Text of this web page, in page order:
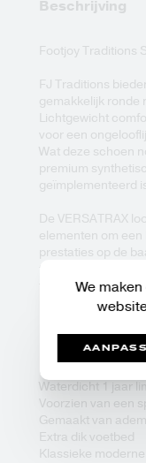
Beschrijving
Footjoy Traditions
FJ Traditions
gemakkelijk ronde
Lichtgewicht
voor een
Wat deze schoen
premium
geïmplementeerd
De VERSATRAX
elementen om
prestaties op de
tractie tijdens je
het lopen van de
Eigenschappen:
Waterdicht 1 jaar
Voorzien van een
Gemaakt van
Extra dik voetbed
Klassieke
We